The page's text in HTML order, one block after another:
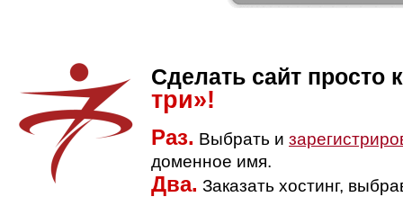
Сделать сайт просто
три»!
Раз. Выбрать и
доменное имя.
Два. Заказать хостинг,